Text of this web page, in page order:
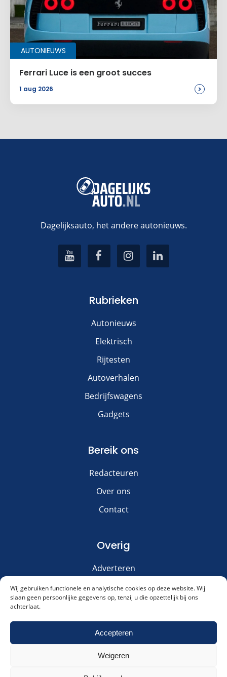
Wij gebruiken functionele en analytische cookies op deze website. Wij
slaan geen persoonlijke gegevens op, tenzij u die opzettelijk bij ons
achterlaat.
Accepteren
Weigeren
AUTONIEUWS
Ferrari Luce is een groot succes
1 aug 2026 >
Dagelijksauto, het andere autonieuws.
Rubrieken
Autonieuws
Elektrisch
Rijtesten
Autoverhalen
Bedrijfswagens
Gadgets
Bereik ons
Redacteuren
Over ons
Contact
Overig
Adverteren
Disclaimer
Privacy & Cookies
Meld je aan voor onze nieuwsbrief!
Akkoord met onsprivacybeleid